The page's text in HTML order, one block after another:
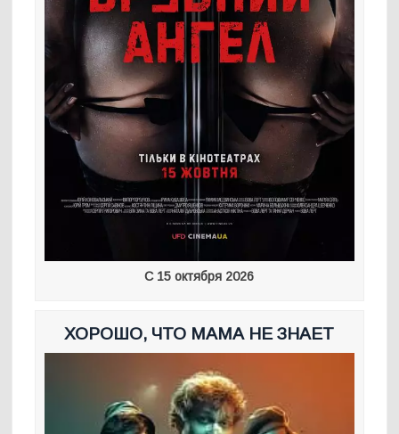
С 15 октября 2026
ХОРОШО, ЧТО МАМА НЕ ЗНАЕТ